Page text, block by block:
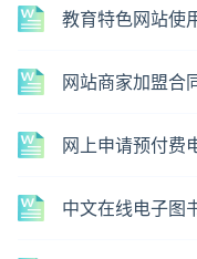
教育特色网站使
网站商家加盟合
网上申请预付费
中文在线电子图